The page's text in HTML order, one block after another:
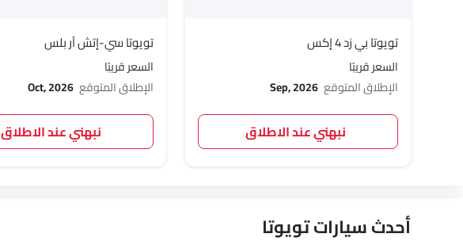
تويوتا بي زد 4 إكس
السعر قريبًا
الإطلاق المتوقع Sep, 2026
نبهني عند الاطلاق
تويوتا سي-إتش آر بلس
السعر قريبًا
الإطلاق المتوقع Oct, 2026
نبهني عند الاطلاق
أحدث سيارات تويوتا